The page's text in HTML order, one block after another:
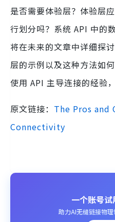
是否需要体验层？体验层
行划分吗？系统 API 中的
将在未来的文章中详细探
层的示例以及这种方法如
使用 API 主导连接的经验
原文链接： The Pros and
Connectivity
一个账号
助力AI无缝链接物